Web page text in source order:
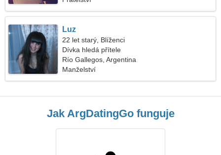
Luz
22 let starý, Blíženci
Dívka hledá přítele
Río Gallegos, Argentina
Manželství
Jak ArgDatingGo funguje